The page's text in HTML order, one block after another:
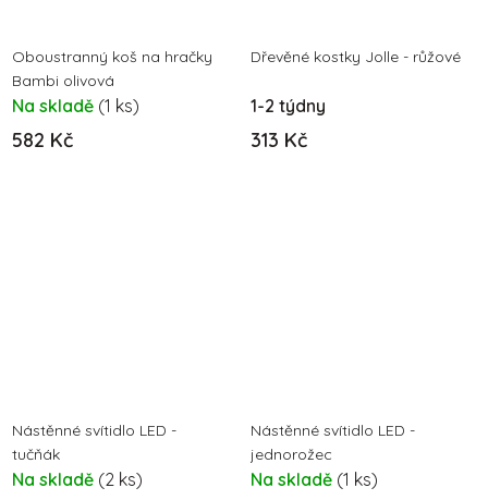
Oboustranný koš na hračky
Bambi olivová
Na skladě (1 ks)
582 Kč
Dřevěné kostky Jolle - růžové
1-2 týdny
313 Kč
Nástěnné svítidlo LED -
tučňák
Na skladě (2 ks)
Nástěnné svítidlo LED -
jednorožec
Na skladě (1 ks)